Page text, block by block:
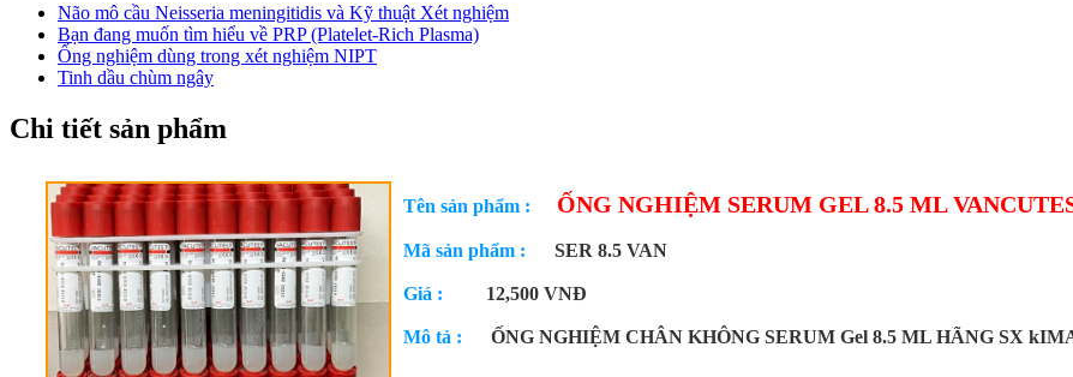
Não mô cầu Neisseria meningitidis và Kỹ thuật Xét nghiệm
Bạn đang muốn tìm hiểu về PRP (Platelet-Rich Plasma)
Ống nghiệm dùng trong xét nghiệm NIPT
Tinh dầu chùm ngây
Chi tiết sản phẩm
Tên sản phẩm : ỐNG NGHIỆM SERUM GEL 8.5 ML
Mã sản phẩm : SER 8.5 VAN
Giá : 12,500 VNĐ
Mô tả : ỐNG NGHIỆM CHÂN KHÔNG SERUM Gel 8.5 ML HÃNG SX